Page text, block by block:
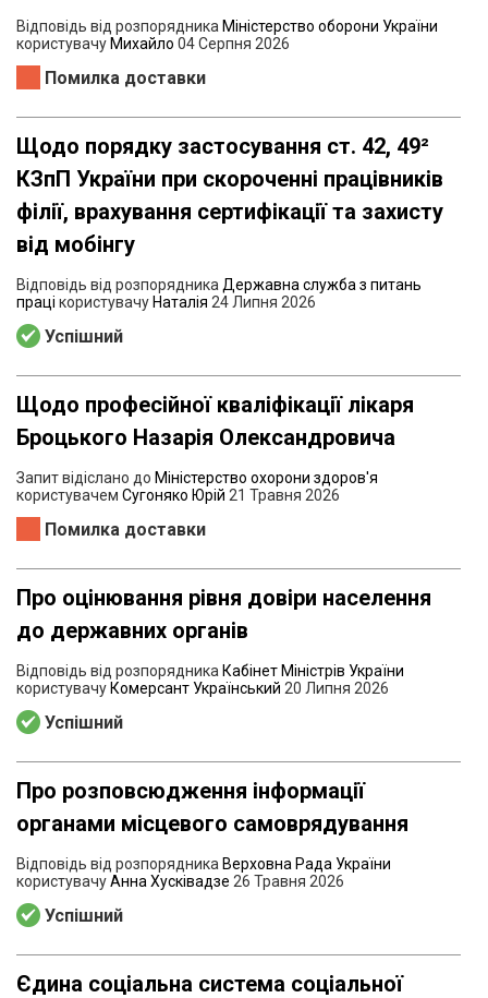
Відповідь від розпорядника Міністерство оборони України
користувачу Михайло 04 Серпня 2026
Помилка доставки
Щодо порядку застосування ст. 42, 49²
КЗпП України при скороченні працівників
філії, врахування сертифікації та захисту
від мобінгу
Відповідь від розпорядника Державна служба з питань
праці користувачу Наталія 24 Липня 2026
Успішний
Щодо професійної кваліфікації лікаря
Броцького Назарія Олександровича
Запит відіслано до Міністерство охорони здоров'я
користувачем Сугоняко Юрій 21 Травня 2026
Помилка доставки
Про оцінювання рівня довіри населення
до державних органів
Відповідь від розпорядника Кабінет Міністрів України
користувачу Комерсант Український 20 Липня 2026
Успішний
Про розповсюдження інформації
органами місцевого самоврядування
Відповідь від розпорядника Верховна Рада України
користувачуАнна Хусківадзе 26 Травня 2026
Успішний
Єдина соціальна система соціальної